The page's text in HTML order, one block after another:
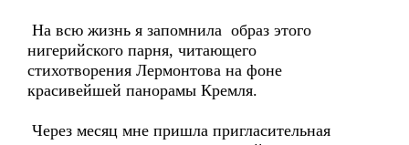
На всю жизнь я запомнила образ этого
нигерийского парня, читающего
стихотворения Лермонтова на фоне
красивейшей панорамы Кремля.
Через месяц мне пришла пригласительная